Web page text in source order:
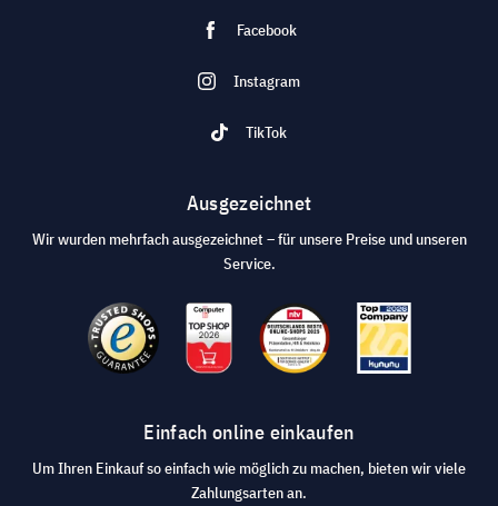
Facebook
Instagram
TikTok
Ausgezeichnet
Wir wurden mehrfach ausgezeichnet – für unsere Preise und unseren
Service.
Einfach online einkaufen
Um Ihren Einkauf so einfach wie möglich zu machen, bieten wir viele
Zahlungsarten an.